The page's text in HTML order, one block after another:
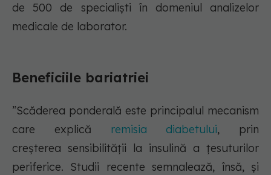
de 500 de specialiști în domeniul analizelor
medicale de laborator.
Beneficiile bariatriei
”Scăderea ponderală este principalul mecanism
care explică remisia diabetului, prin
creșterea sensibilității la insulină a țesuturilor
periferice. Studii recente semnalează, însă, și